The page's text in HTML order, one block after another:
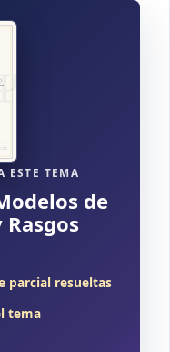
ESTE TEMA
de
parcial resueltas
tema